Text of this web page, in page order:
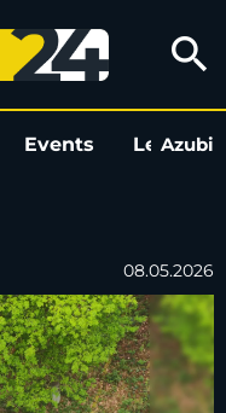
search
Events LeoAzubi
08.05.2026